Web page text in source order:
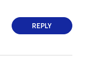
REPLY